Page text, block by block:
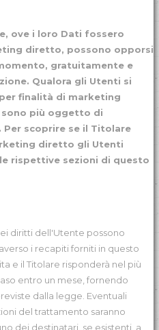
ove i loro Dati fossero
diretto, possono opporsi
gratuitamente e
Qualora gli Utenti si
finalità di marketing
più oggetto di
scoprire se il Titolare
diretto gli Utenti
rispettive sezioni di questo
diritti dell'Utente possono
i recapiti forniti in questo
e il Titolare risponderà nel più
entro un mese, fornendo
dalla legge. Eventuali
del trattamento saranno
dei destinatari, se esistenti, a